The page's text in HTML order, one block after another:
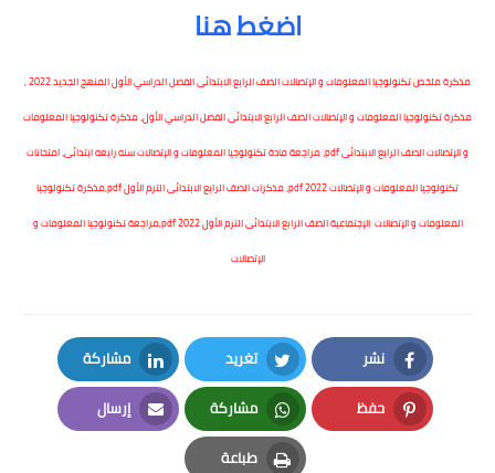
اضغط هنا
مذكرة ملخص تكنولوجيا المعلومات و الإتصالات الصف الرابع الابتدائى الفصل الدراسي الأول المنهج الجديد 2022 ,
مذكرة تكنولوجيا المعلومات و الإتصالات الصف الرابع الابتدائى الفصل الدراسي الأول، مذكرة تكنولوجيا المعلومات
و الإتصالات الصف الرابع الابتدائى pdf، مراجعة مادة تكنولوجيا المعلومات و الإتصالات سنه رابعه ابتدائى، امتحانات
تكنولوجيا المعلومات و الإتصالات pdf 2022، مذكرات الصف الرابع الابتدائى الترم الأول pdf,مذكرة تكنولوجيا
المعلومات و الإتصالات الإجتماعية الصف الرابع الابتدائى الترم الأول pdf 2022,مراجعة تكنولوجيا المعلومات و
الإتصالات
نشر
Facebook
تغريد
Twitter
مشاركة
LinkedIn
حفظ
Pinterest
مشاركة
Whatsapp
إرسال
Email
طباعة